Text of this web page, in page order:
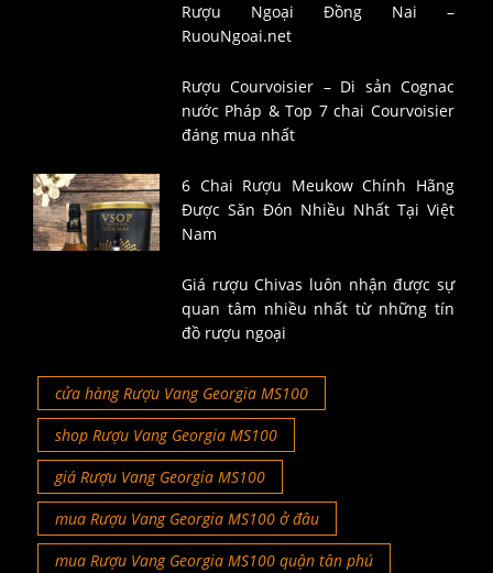
Rượu Ngoại Đồng Nai –
RuouNgoai.net
Rượu Courvoisier – Di sản Cognac
nước Pháp & Top 7 chai Courvoisier
đáng mua nhất
6 Chai Rượu Meukow Chính Hãng
Được Săn Đón Nhiều Nhất Tại Việt
Nam
Giá rượu Chivas luôn nhận được sự
quan tâm nhiều nhất từ những tín
đồ rượu ngoại
cửa hàng Rượu Vang Georgia MS100
shop Rượu Vang Georgia MS100
giá Rượu Vang Georgia MS100
mua Rượu Vang Georgia MS100 ở đâu
mua Rượu Vang Georgia MS100 quận tân phú